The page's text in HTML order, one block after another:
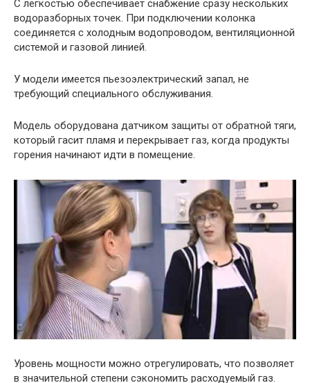
С легкостью обеспечивает снабжение сразу нескольких
водоразборных точек. При подключении колонка
соединяется с холодным водопроводом, вентиляционной
системой и газовой линией.
У модели имеется пьезоэлектрический запал, не
требующий специального обслуживания.
Модель оборудована датчиком защиты от обратной тяги,
который гасит пламя и перекрывает газ, когда продукты
горения начинают идти в помещение.
Уровень мощности можно отрегулировать, что позволяет
в значительной степени сэкономить расходуемый газ.